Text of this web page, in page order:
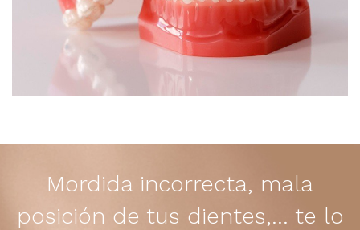
Mordida incorrecta, mala
posición de tus dientes,... te lo